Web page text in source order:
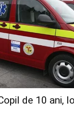
de 10 ani,